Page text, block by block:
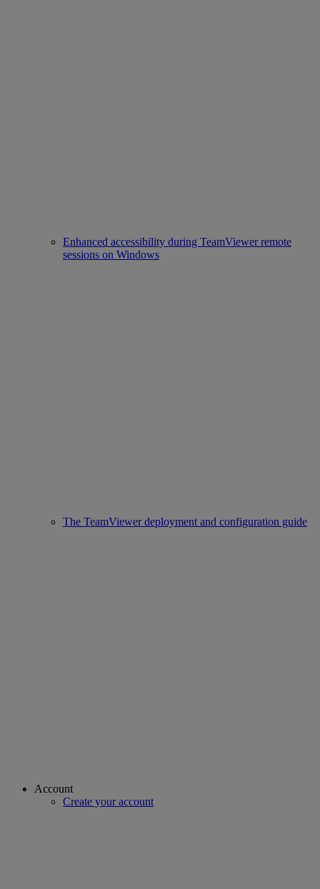
Enhanced accessibility during TeamViewer remote
sessions on Windows
The TeamViewer deployment and configuration guide
Account
Create your account